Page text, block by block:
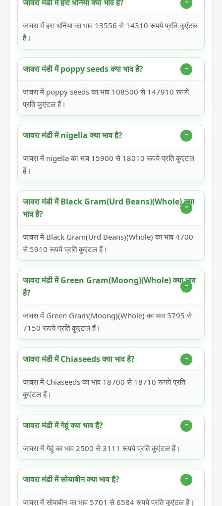
जावरा मंडी में हरा धनिया क्या भाव है?
जावरा में हरा धनिया का भाव 13556 से 14310 रूपये प्रति कुएंटल
हैं।
जावरा मंडी में poppy seeds क्या भाव है?
जावरा में poppy seeds का भाव 108500 से 147910 रूपये
प्रति कुएंटल हैं।
जावरा मंडी में nigella क्या भाव है?
जावरा में nigella का भाव 15900 से 18010 रूपये प्रति कुएंटल
हैं।
जावरा मंडी में Black Gram(Urd Beans)(Whole) क्या
भाव है?
जावरा में Black Gram(Urd Beans)(Whole) का भाव 4700
से 5910 रूपये प्रति कुएंटल हैं।
जावरा मंडी में Green Gram(Moong)(Whole) क्या भाव
है?
जावरा में Green Gram(Moong)(Whole) का भाव 5795 से
7150 रूपये प्रति कुएंटल हैं।
जावरा मंडी में Chiaseeds क्या भाव है?
जावरा में Chiaseeds का भाव 18700 से 18710 रूपये प्रति
कुएंटल हैं।
जावरा मंडी में गेहूं क्या भाव है?
जावरा में गेहूं का भाव 2500 से 3111 रूपये प्रति कुएंटल हैं।
जावरा मंडी में सोयाबीन क्या भाव है?
जावरा में सोयाबीन का भाव 5701 से 6584 रूपये प्रति कुएंटल हैं।